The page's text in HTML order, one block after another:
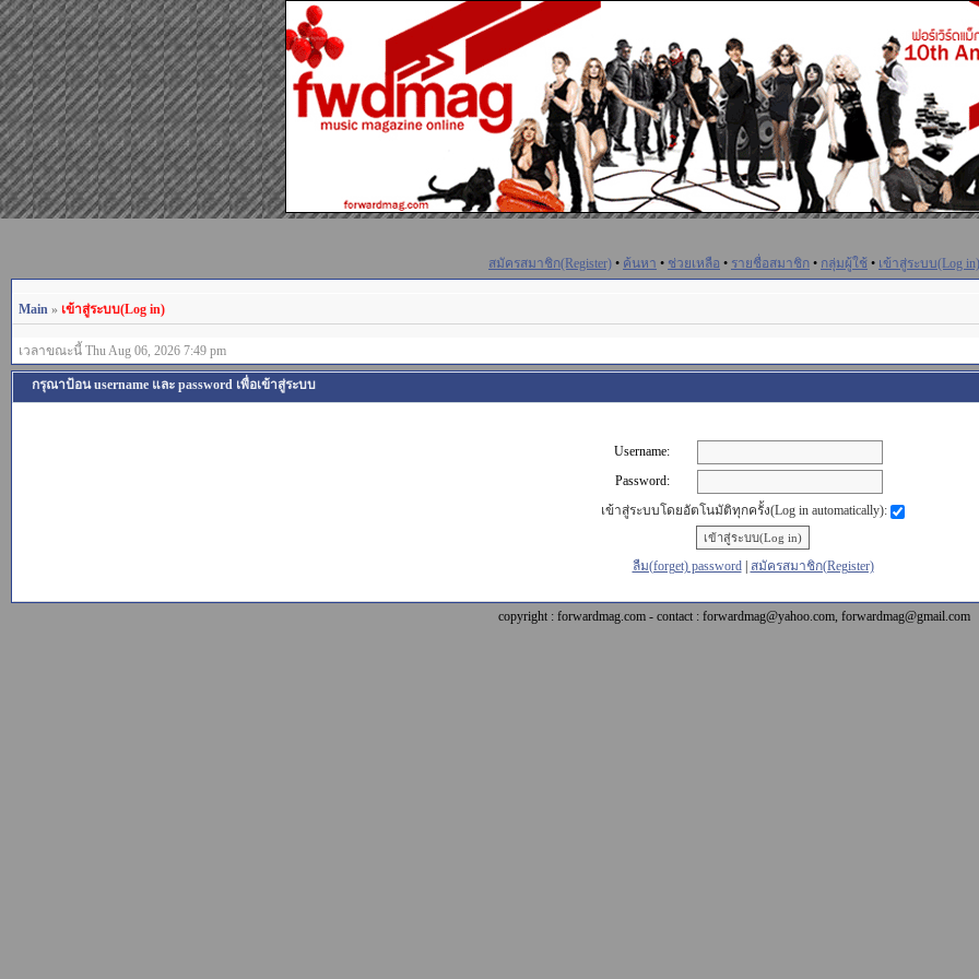
สมัครสมาชิก(Register) • ค้นหา • ช่วยเหลือ • รายชื่อสมาชิก • กลุ่มผู้ใช้ • เข้าสู่ระบบ(Log in)
Main » เข้าสู่ระบบ(Log in)
เวลาขณะนี้ Thu Aug 06, 2026 7:49 pm
กรุณาป้อน username และ password เพื่อเข้าสู่ระบบ
Username:
Password:
เข้าสู่ระบบโดยอัตโนมัติทุกครั้ง(Log in automatically):
ลืม(forget) password| สมัครสมาชิก(Register)
copyright : forwardmag.com - contact : forwardmag@yahoo.com, forwardmag@gmail.com